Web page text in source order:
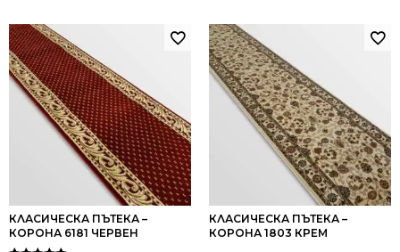
КЛАСИЧЕСКА ПЪТЕКА –
КОРОНА 6181 ЧЕРВЕН
КЛАСИЧЕСКА ПЪТЕКА –
КОРОНА 1803 КРЕМ